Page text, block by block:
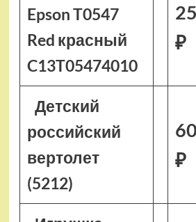
Epson T0547
Red красный
C13T05474010
₽
Детский
российский
вертолет
(5212)
₽